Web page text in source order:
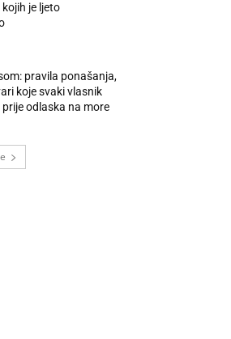
je ljeto
pravila ponašanja,
koje svaki vlasnik
odlaska na more